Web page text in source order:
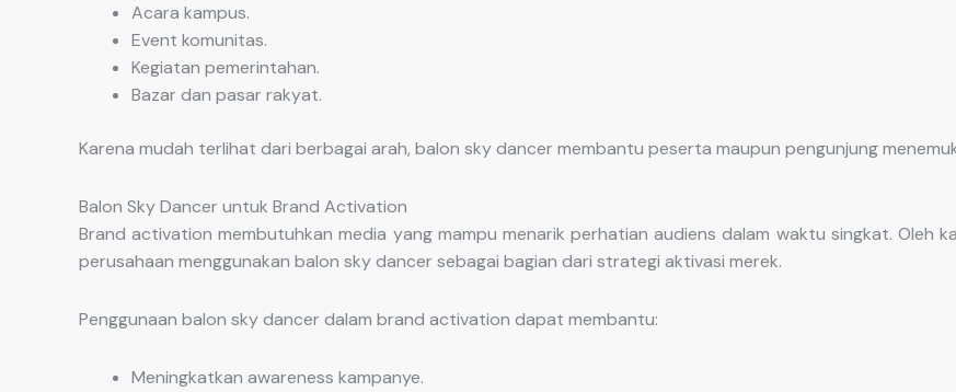
Acara kampus.
Event komunitas.
Kegiatan pemerintahan.
Bazar dan pasar rakyat.
Karena mudah terlihat dari berbagai arah, balon sky dancer membantu peserta maupun pengunjung
Balon Sky Dancer untuk Brand Activation
Brand activation membutuhkan media yang mampu menarik perhatian audiens dalam waktu singkat. Oleh
perusahaan menggunakan balon sky dancer sebagai bagian dari strategi aktivasi merek.
Penggunaan balon sky dancer dalam brand activation dapat membantu:
Meningkatkan awareness kampanye.